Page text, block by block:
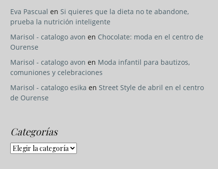
Eva Pascual en Si quieres que la dieta no te abandone,
prueba la nutrición inteligente
Marisol - catalogo avon en Chocolate: moda en el centro de
Ourense
Marisol - catalogo avon en Moda infantil para bautizos,
comuniones y celebraciones
Marisol - catalogo esika en Street Style de abril en el centro
de Ourense
Categorías
Categorías